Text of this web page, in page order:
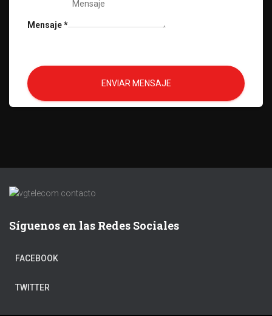
Mensaje*
ENVIAR MENSAJE
Síguenos en las Redes Sociales
FACEBOOK
TWITTER